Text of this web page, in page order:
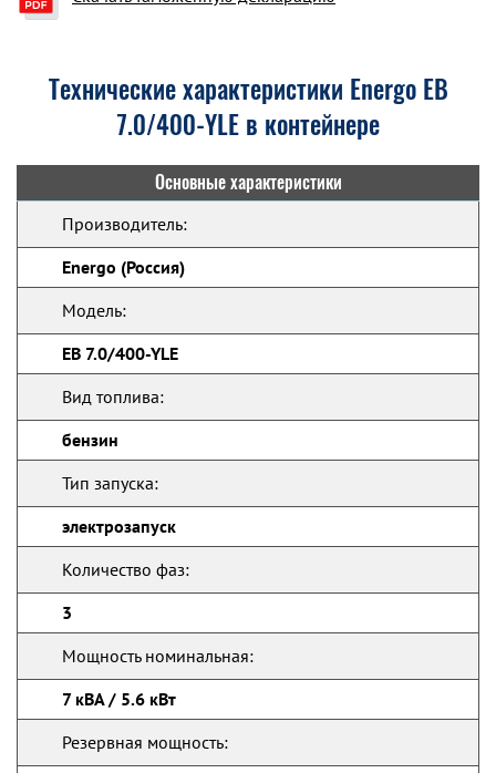
Технические характеристики Energo EB
7.0/400-YLE в контейнере
Основные характеристики
Производитель:
Energo (Россия)
Модель:
EB 7.0/400-YLE
Вид топлива:
бензин
Тип запуска:
электрозапуск
Количество фаз:
3
Мощность номинальная:
7 кВА / 5.6 кВт
Резервная мощность: